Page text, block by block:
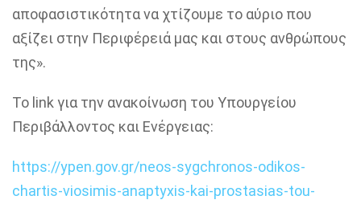
αποφασιστικότητανα χτίζουμε το αύριο που
αξίζει στην Περιφέρεια ́ μας και στους ανθρώπους
της».
Το link για την ανακοίνωση του Υπουργείου
Περιβάλλοντος και Ενέργειας:
https://ypen.gov.gr/neos-sygchronos-odikos-
chartis-viosimis-anaptyxis-kai-prostasias-tou-